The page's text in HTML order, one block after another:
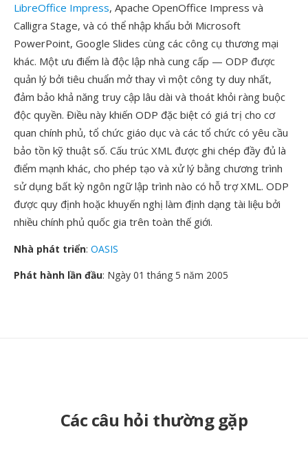
LibreOffice Impress, Apache OpenOffice Impress và
Calligra Stage, và có thể nhập khẩu bởi Microsoft
PowerPoint, Google Slides cùng các công cụ thương mại
khác. Một ưu điểm là độc lập nhà cung cấp — ODP được
quản lý bởi tiêu chuẩn mở thay vì một công ty duy nhất,
đảm bảo khả năng truy cập lâu dài và thoát khỏi ràng buộc
độc quyền. Điều này khiến ODP đặc biệt có giá trị cho cơ
quan chính phủ, tổ chức giáo dục và các tổ chức có yêu cầu
bảo tồn kỹ thuật số. Cấu trúc XML được ghi chép đầy đủ là
điểm mạnh khác, cho phép tạo và xử lý bằng chương trình
sử dụng bất kỳ ngôn ngữ lập trình nào có hỗ trợ XML. ODP
được quy định hoặc khuyến nghị làm định dạng tài liệu bởi
nhiều chính phủ quốc gia trên toàn thế giới.
Nhà phát triển: OASIS
Phát hành lần đầu: Ngày 01 tháng 5 năm 2005
Các câu hỏi thường gặp